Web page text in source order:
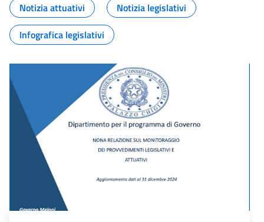
Notizia attuativi
Notizia legislativi
Infografica legislativi